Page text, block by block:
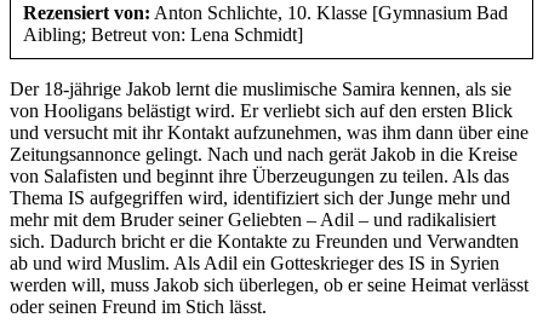
Rezensiert von: Anton Schlichte, 10. Klasse [Gymnasium Bad
Aibling; Betreut von: Lena Schmidt]
Der 18-jährige Jakob lernt die muslimische Samira kennen, als sie
von Hooligans belästigt wird. Er verliebt sich auf den ersten Blick
und versucht mit ihr Kontakt aufzunehmen, was ihm dann über eine
Zeitungsannonce gelingt. Nach und nach gerät Jakob in die Kreise
von Salafisten und beginnt ihre Überzeugungen zu teilen. Als das
Thema IS aufgegriffen wird, identifiziert sich der Junge mehr und
mehr mit dem Bruder seiner Geliebten – Adil – und radikalisiert
sich. Dadurch bricht er die Kontakte zu Freunden und Verwandten
ab und wird Muslim. Als Adil ein Gotteskrieger des IS in Syrien
werden will, muss Jakob sich überlegen, ob er seine Heimat verlässt
oder seinen Freund im Stich lässt.